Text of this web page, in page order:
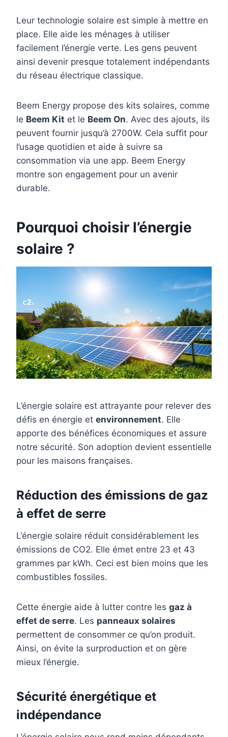
Leur technologie solaire est simple à mettre en
place. Elle aide les ménages à utiliser
facilement l’énergie verte. Les gens peuvent
ainsi devenir presque totalement indépendants
du réseau électrique classique.
Beem Energy propose des kits solaires, comme
le Beem Kit et le Beem On. Avec des ajouts, ils
peuvent fournir jusqu’à 2700W. Cela suffit pour
l’usage quotidien et aide à suivre sa
consommation via une app. Beem Energy
montre son engagement pour un avenir
durable.
Pourquoi choisir l’énergie
solaire ?
L’énergie solaire est attrayante pour relever des
défis en énergie et environnement. Elle
apporte des bénéfices économiques et assure
notre sécurité. Son adoption devient essentielle
pour les maisons françaises.
Réduction des émissions de gaz
à effet de serre
L’énergie solaire réduit considérablement les
émissions de CO2. Elle émet entre 23 et 43
grammes par kWh. Ceci est bien moins que les
combustibles fossiles.
Cette énergie aide à lutter contre les gaz à
effet de serre. Les panneaux solaires
permettent de consommer ce qu’on produit.
Ainsi, on évite la surproduction et on gère
mieux l’énergie.
Sécurité énergétique et
indépendance